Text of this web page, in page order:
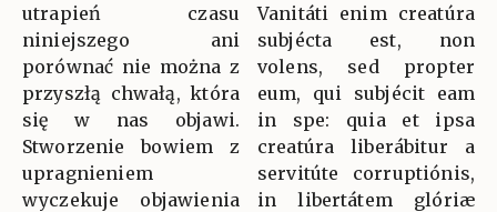
utrapień czasu
niniejszego ani
porównać nie można z
przyszłą chwałą, która
się w nas objawi.
Stworzenie bowiem z
upragnieniem
wyczekuje objawienia
Vanitáti enim creatúra
subjécta est, non
volens, sed propter
eum, qui subjécit eam
in spe: quia et ipsa
creatúra liberábitur a
servitúte corruptiónis,
in libertátem glóriæ